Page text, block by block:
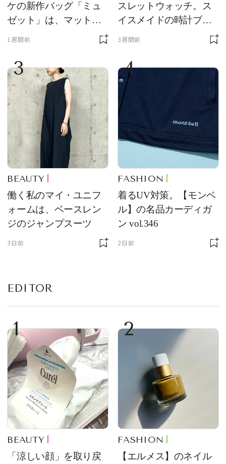
ケの新作バッグ「ミュ
ゼット」は、マットな
1週間前
スレットウォッチ。ス
イスメイドの時計ブラ
ンド【フレデリック・
をレビュー。【それい
け！ 良品ハンター】
3週間前
3
BEAUTY
働く私のマイ・ユニフ
ォームは、ベースレン
ジのジャンプスーツ
3日前
4
FASHION
着るUV対策。【モンベ
ル】の名品カーディガ
ン vol.346
2日前
EDITOR
1
BEAUTY
「涼しい顔」を取り戻
2
FASHION
【エルメス】のネイル